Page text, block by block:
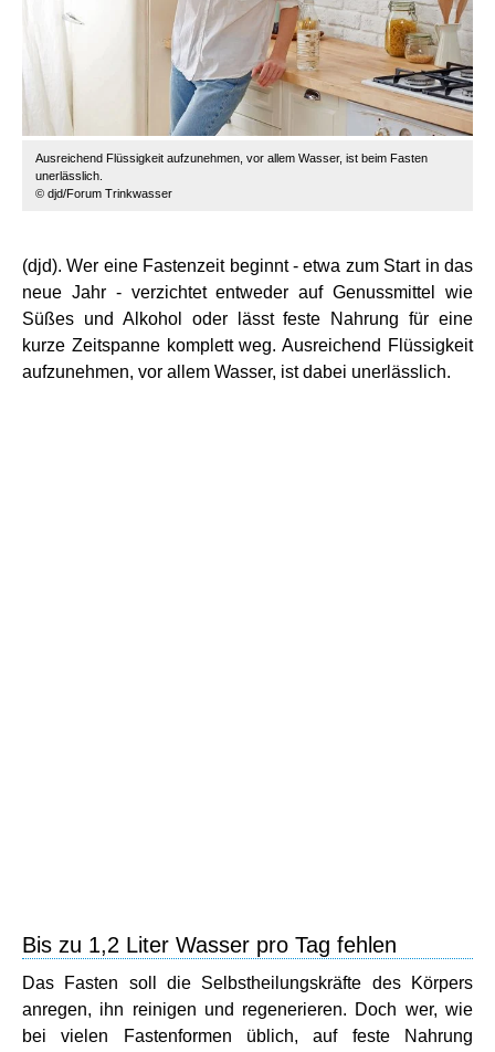
Ausreichend Flüssigkeit aufzunehmen, vor allem Wasser, ist beim Fasten
unerlässlich.
© djd/Forum Trinkwasser
(djd). Wer eine Fastenzeit beginnt - etwa zum Start in das
neue Jahr - verzichtet entweder auf Genussmittel wie
Süßes und Alkohol oder lässt feste Nahrung für eine
kurze Zeitspanne komplett weg. Ausreichend Flüssigkeit
aufzunehmen, vor allem Wasser, ist dabei unerlässlich.
Bis zu 1,2 Liter Wasser pro Tag fehlen
Das Fasten soll die Selbstheilungskräfte des Körpers
anregen, ihn reinigen und regenerieren. Doch wer, wie
bei vielen Fastenformen üblich, auf feste Nahrung